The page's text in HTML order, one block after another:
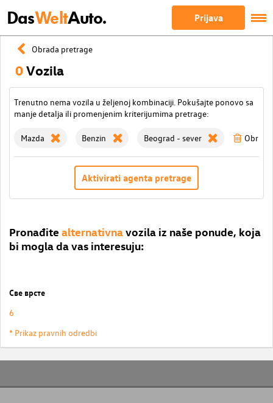
DasWeltAuto. Prijava
Obrada pretrage
0Vozila
Trenutno nema vozila u željenoj kombinaciji. Pokušajte ponovo sa
manje detalja ili promenjenim kriterijumima pretrage:
Mazda Benzin Beograd - sever
Aktivirati agenta pretrage
Pronađite alternativnavozila iz naše ponude, koja
bi mogla da vas interesuju:
Све врсте
6
* Prikaz pravnih odredbi